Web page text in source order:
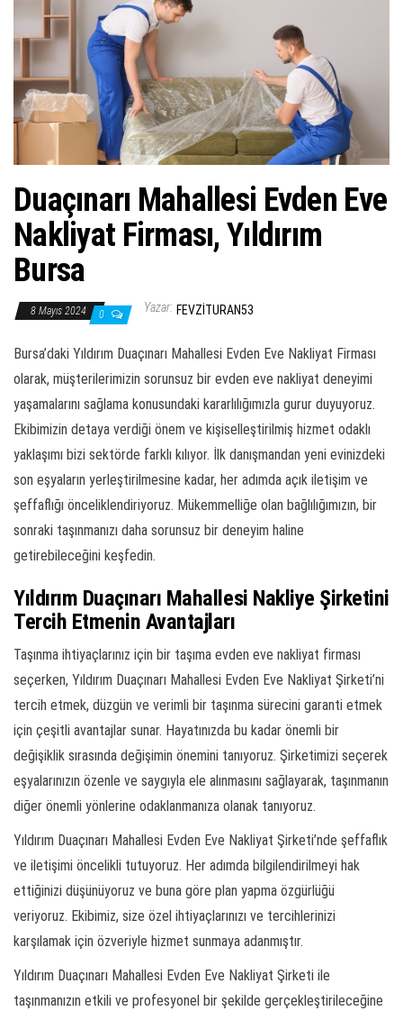
Duaçınarı Mahallesi Evden Eve
Nakliyat Firması, Yıldırım
Bursa
8 Mayıs 2024 0 Yazar: FEVZITURAN53
Bursa’daki Yıldırım Duaçınarı Mahallesi Evden Eve Nakliyat Firması
olarak, müşterilerimizin sorunsuz bir evden eve nakliyat deneyimi
yaşamalarını sağlama konusundaki kararlılığımızla gurur duyuyoruz.
Ekibimizin detaya verdiği önem ve kişiselleştirilmiş hizmet odaklı
yaklaşımı bizi sektörde farklı kılıyor. İlk danışmandan yeni evinizdeki
son eşyaların yerleştirilmesine kadar, her adımda açık iletişim ve
şeffaflığı önceliklendiriyoruz. Mükemmelliğe olan bağlılığımızın, bir
sonraki taşınmanızı daha sorunsuz bir deneyim haline
getirebileceğini keşfedin.
Yıldırım Duaçınarı Mahallesi Nakliye Şirketini
Tercih Etmenin Avantajları
Taşınma ihtiyaçlarınız için bir taşıma evden eve nakliyat firması
seçerken, Yıldırım Duaçınarı Mahallesi Evden Eve Nakliyat Şirketi’ni
tercih etmek, düzgün ve verimli bir taşınma sürecini garanti etmek
için çeşitli avantajlar sunar. Hayatınızda bu kadar önemli bir
değişiklik sırasında değişimin önemini tanıyoruz. Şirketimizi seçerek
eşyalarınızın özenle ve saygıyla ele alınmasını sağlayarak, taşınmanın
diğer önemli yönlerine odaklanmanıza olanak tanıyoruz.
Yıldırım Duaçınarı Mahallesi Evden Eve Nakliyat Şirketi’nde şeffaflık
ve iletişimi öncelikli tutuyoruz. Her adımda bilgilendirilmeyi hak
ettiğinizi düşünüyoruz ve buna göre plan yapma özgürlüğü
veriyoruz. Ekibimiz, size özel ihtiyaçlarınızı ve tercihlerinizi
karşılamak için özveriyle hizmet sunmaya adanmıştır.
Yıldırım Duaçınarı Mahallesi Evden Eve Nakliyat Şirketi ile
taşınmanızın etkili ve profesyonel bir şekilde gerçekleştirileceğine